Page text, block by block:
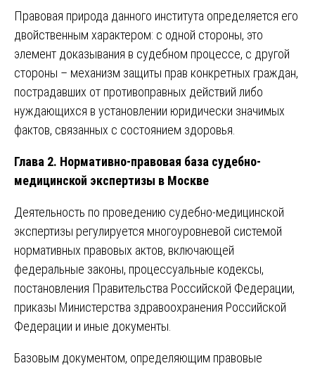
Правовая природа данного института определяется его
двойственным характером: с одной стороны, это
элемент доказывания в судебном процессе, с другой
стороны – механизм защиты прав конкретных граждан,
пострадавших от противоправных действий либо
нуждающихся в установлении юридически значимых
фактов, связанных с состоянием здоровья.
Глава 2. Нормативно-правовая база судебно-
медицинской экспертизы в Москве
Деятельность по проведению судебно-медицинской
экспертизы регулируется многоуровневой системой
нормативных правовых актов, включающей
федеральные законы, процессуальные кодексы,
постановления Правительства Российской Федерации,
приказы Министерства здравоохранения Российской
Федерации и иные документы.
Базовым документом, определяющим правовые